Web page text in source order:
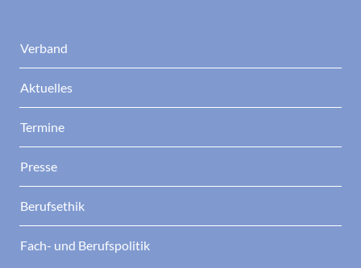
Verband
Aktuelles
Termine
Presse
Berufsethik
Fach- und Berufspolitik